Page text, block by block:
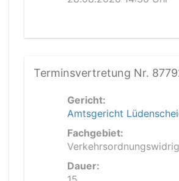
Terminsvertretung Nr.
Gericht:
Amtsgericht
Fachgebiet:
Dauer: